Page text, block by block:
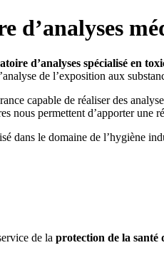
d’analyses
d’analyses spécialisé en
de l’exposition aux
capable de réaliser des
nous permettent d’apporter une
dans le domaine de l’hygiène
de la protection de la santé